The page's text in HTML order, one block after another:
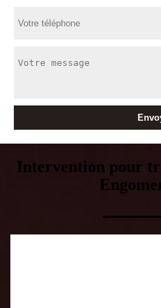
Intervention pour